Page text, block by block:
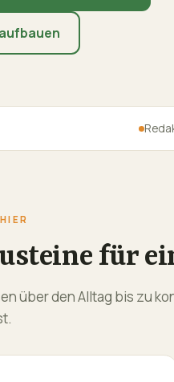
für
über den Alltag bis zu